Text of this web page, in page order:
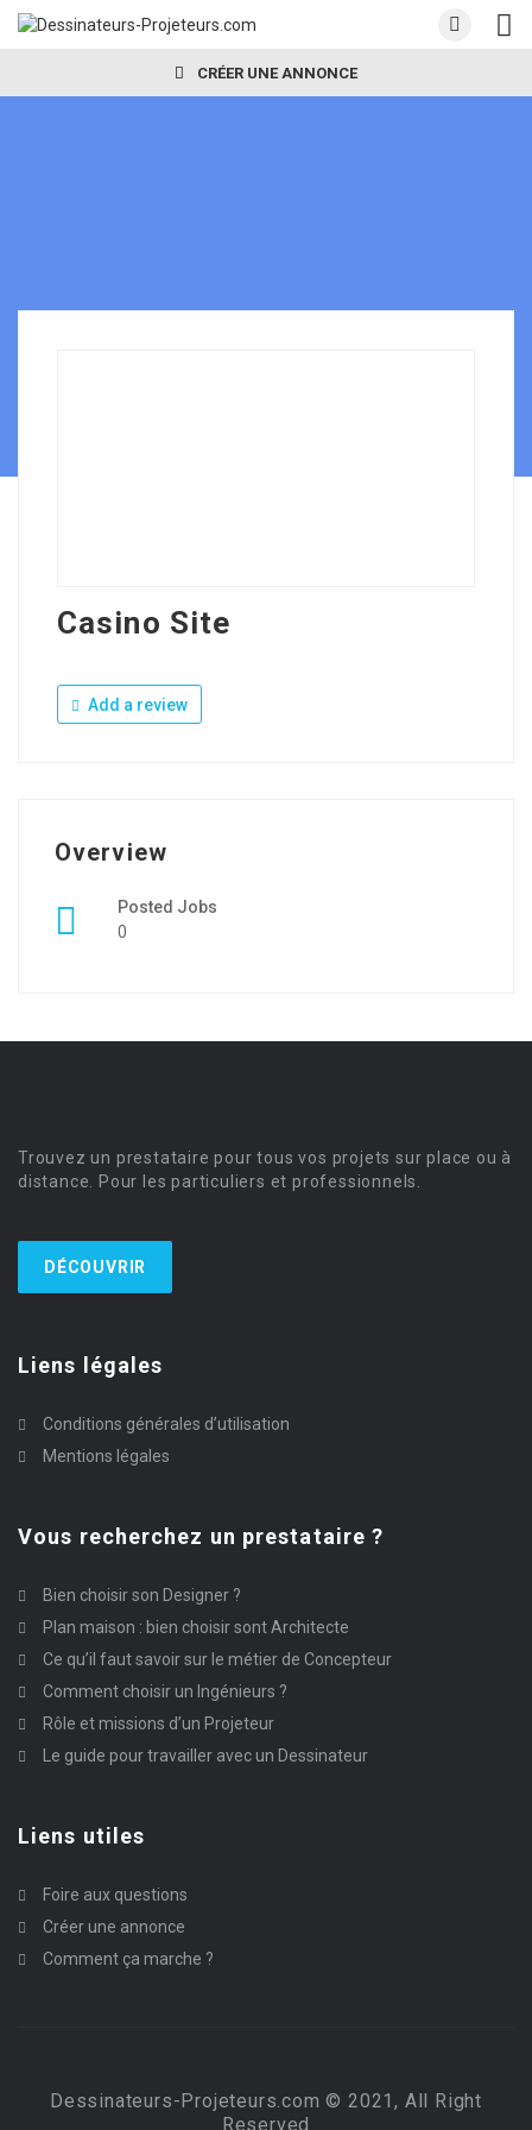
CRÉER UNE ANNONCE
Casino Site
Add a review
Overview
Posted Jobs
0
Trouvez un prestataire pour tous vos projets sur place ou à
distance. Pour les particuliers et professionnels.
DÉCOUVRIR
Liens légales
Conditions générales d’utilisation
Mentions légales
Vous recherchez un prestataire ?
Bien choisir son Designer ?
Plan maison : bien choisir sont Architecte
Ce qu’il faut savoir sur le métier de Concepteur
Comment choisir un Ingénieurs ?
Rôle et missions d’un Projeteur
Le guide pour travailler avec un Dessinateur
Liens utiles
Foire aux questions
Créer une annonce
Comment ça marche ?
Dessinateurs-Projeteurs.com © 2021, All Right
Reserved